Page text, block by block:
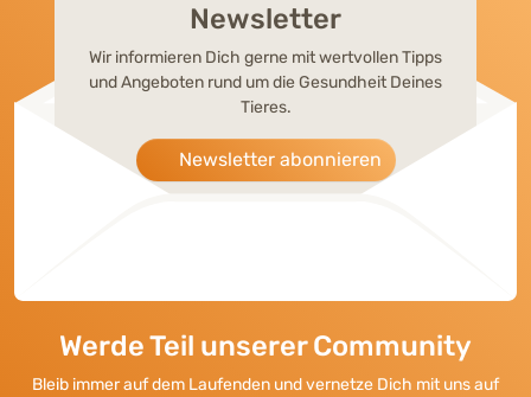
Newsletter
Wir informieren Dich gerne mit wertvollen Tipps
und Angeboten rund um die Gesundheit Deines
Tieres.
Newsletter abonnieren
Werde Teil unserer Community
Bleib immer auf dem Laufenden und vernetze Dich mit uns auf